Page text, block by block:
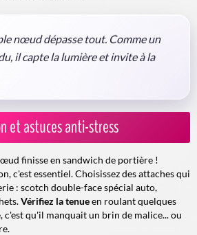
nœud dépasse tout. Comme un
il capte la lumière et invite à la
et astuces anti-stress
finisse en sandwich de portière !
c'est essentiel. Choisissez des attaches qui
: scotch double-face spécial auto,
Vérifiez la tenueen roulant quelques
c'est qu'il manquait un brin de malice... ou